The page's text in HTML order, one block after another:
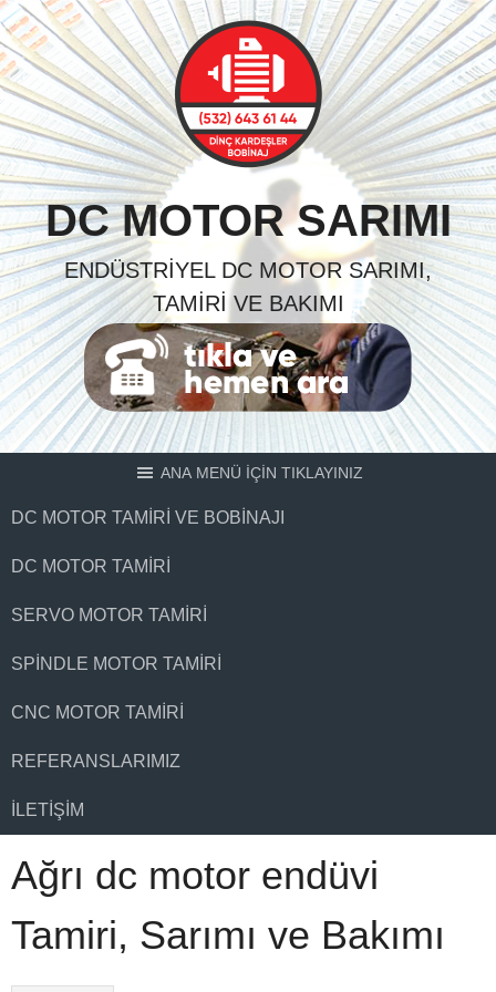
Skip
to
content
DC MOTOR SARIMI
ENDÜSTRIYEL DC MOTOR SARIMI,
TAMIRI VE BAKIMI
ANA MENÜ İÇİN TIKLAYINIZ
DC MOTOR TAMIRI VE BOBINAJI
DC MOTOR TAMIRI
SERVO MOTOR TAMIRI
SPINDLE MOTOR TAMIRI
CNC MOTOR TAMIRI
REFERANSLARIMIZ
İLETIŞIM
Ağrı dc motor endüvi
Tamiri, Sarımı ve Bakımı